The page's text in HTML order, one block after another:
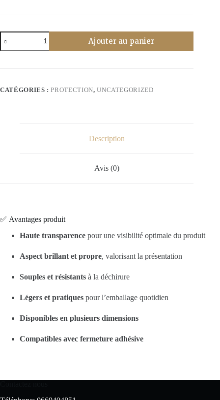
quantité
de
Sachets
fermeture
adhésive
Ajouter au panier
CATÉGORIES :PROTECTION,UNCATEGORIZED
Description
Avis (0)
✅ Avantages produit
Haute transparence pour une visibilité optimale du produit
Aspect brillant et propre, valorisant la présentation
Souples et résistants à la déchirure
Légers et pratiques pour l’emballage quotidien
Disponibles en plusieurs dimensions
Compatibles avec fermeture adhésive